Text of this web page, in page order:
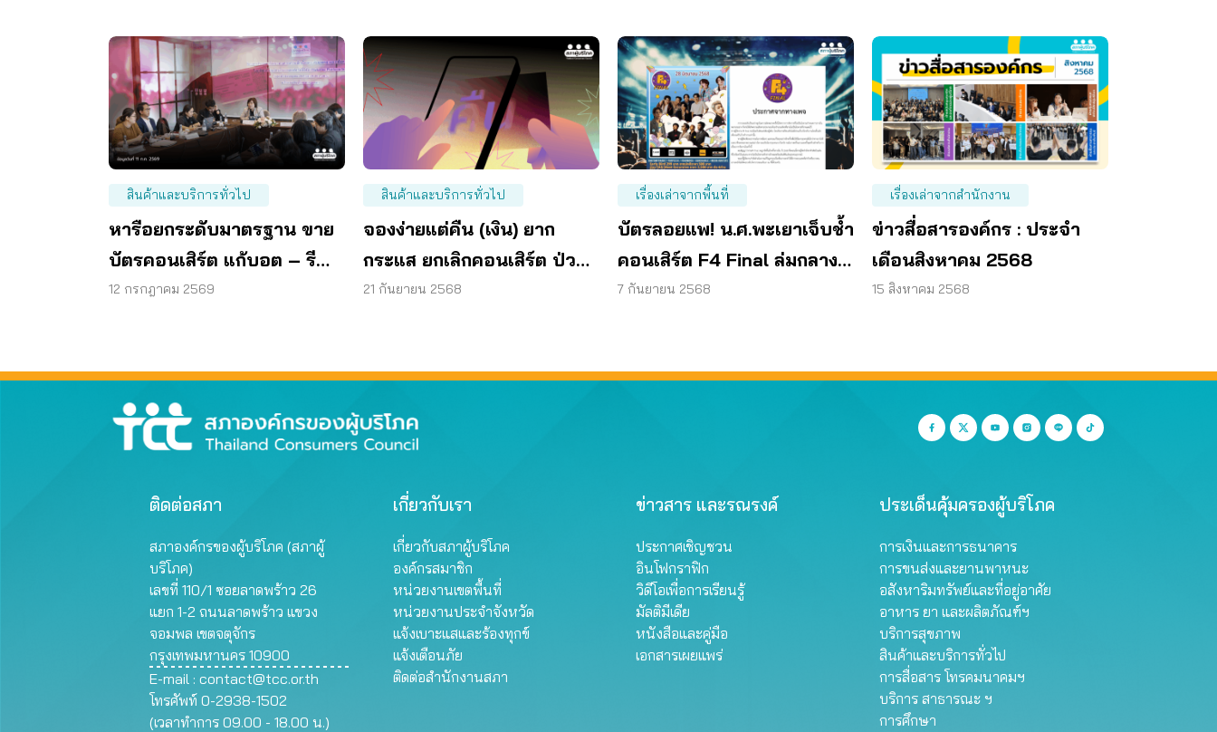
สินค้าและบริการทั่วไป
หารือยกระดับมาตรฐาน ขาย
บัตรคอนเสิร์ต แก้บอต – รี
เซลล์ – คืนเงิน
12 กรกฎาคม 2569
สินค้าและบริการทั่วไป
จองง่ายแต่คืน (เงิน) ยาก
กระแส ยกเลิกคอนเสิร์ต ป่วน
ผู้จองบัตรล่วงหน้า
21 กันยายน 2568
เรื่องเล่าจากพื้นที่
บัตรลอยแพ! น.ศ.พะเยาเจ็บช้ำ
คอนเสิร์ต F4 Final ล่มกลาง
คัน
7 กันยายน 2568
เรื่องเล่าจากสำนักงาน
ข่าวสื่อสารองค์กร : ประจำ
เดือนสิงหาคม 2568
15 สิงหาคม 2568
ติดต่อสภา
สภาองค์กรของผู้บริโภค (สภาผู้
บริโภค)
เลขที่ 110/1 ซอยลาดพร้าว 26
แยก 1-2 ถนนลาดพร้าว แขวง
จอมพล เขตจตุจักร
กรุงเทพมหานคร 10900
E-mail : contact@tcc.or.th
โทรศัพท์ 0-2938-1502
(เวลาทำการ 09.00 - 18.00 น.)
เกี่ยวกับเรา
เกี่ยวกับสภาผู้บริโภค
องค์กรสมาชิก
หน่วยงานเขตพื้นที่
หน่วยงานประจำจังหวัด
แจ้งเบาะแสและร้องทุกข์
แจ้งเตือนภัย
ติดต่อสำนักงานสภา
ข่าวสาร และรณรงค์
ประกาศเชิญชวน
อินโฟกราฟิก
วิดีโอเพื่อการเรียนรู้
มัลติมีเดีย
หนังสือและคู่มือ
เอกสารเผยแพร่
ประเด็นคุ้มครองผู้บริโภค
การเงินและการธนาคาร
การขนส่งและยานพาหนะ
อสังหาริมทรัพย์และที่อยู่อาศัย
อาหาร ยา และผลิตภัณฑ์ฯ
บริการสุขภาพ
สินค้าและบริการทั่วไป
การสื่อสาร โทรคมนาคมฯ
บริการ สาธารณะ ฯ
การศึกษา